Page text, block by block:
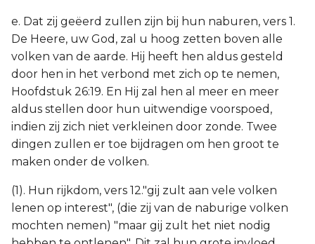
e. Dat zij geëerd zullen zijn bij hun naburen, vers 1.
De Heere, uw God, zal u hoog zetten boven alle
volken van de aarde. Hij heeft hen aldus gesteld
door hen in het verbond met zich op te nemen,
Hoofdstuk 26:19. En Hij zal hen al meer en meer
aldus stellen door hun uitwendige voorspoed,
indien zij zich niet verkleinen door zonde. Twee
dingen zullen er toe bijdragen om hen groot te
maken onder de volken.
(1). Hun rijkdom, vers 12."gij zult aan vele volken
lenen op interest", (die zij van de naburige volken
mochten nemen) "maar gij zult het niet nodig